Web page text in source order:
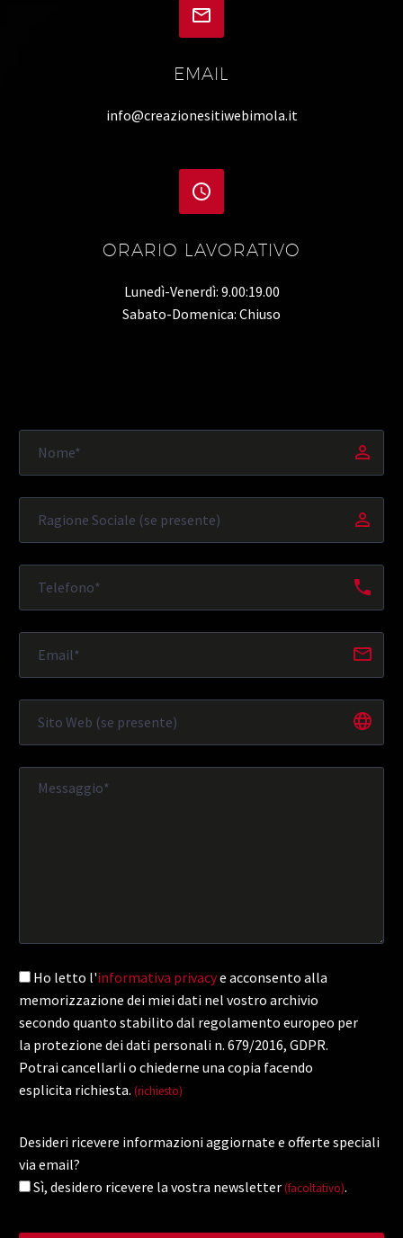


EMAIL
info@creazionesitiwebimola.it


ORARIO LAVORATIVO
Lunedì-Venerdì: 9.00:19.00
Sabato-Domenica: Chiuso
Ho letto l'informativa privacye acconsento alla
memorizzazione dei miei dati nel vostro archivio
secondo quanto stabilito dal regolamento europeo per
la protezione dei dati personali n. 679/2016, GDPR.
Potrai cancellarli o chiederne una copia facendo
esplicita richiesta. (richiesto)
Desideri ricevere informazioni aggiornate e offerte speciali
via email?
Sì, desidero ricevere la vostra newsletter (facoltativo).